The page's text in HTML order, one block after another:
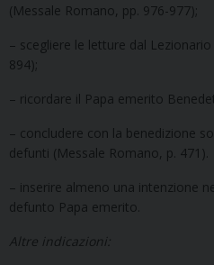
(Messale Romano, pp. 976-977);
– scegliere le letture dal
894);
– ricordare il Papa emerito
– concludere con la benedizione
defunti (Messale Romano, p. 471).
– inserire almeno una intenzione
defunto Papa emerito.
Altre indicazioni: